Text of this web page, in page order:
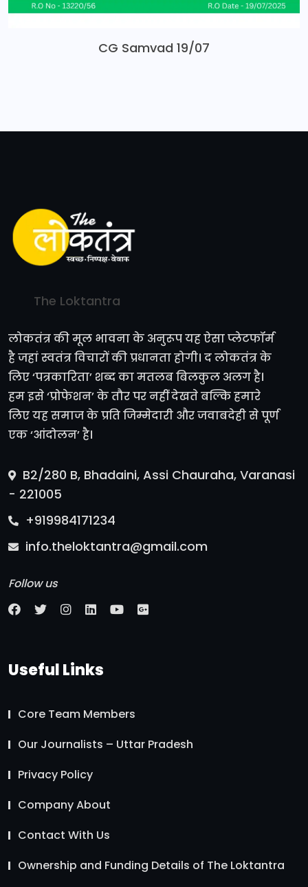
CG Samvad 19/07
The Loktantra
लोकतंत्र की मूल भावना के अनुरूप यह ऐसा प्लेटफॉर्म
है जहां स्वतंत्र विचारों की प्रधानता होगी। द लोकतंत्र के
लिए ‘पत्रकारिता’ शब्द का मतलब बिलकुल अलग है।
हम इसे ‘प्रोफेशन’ के तौर पर नहीं देखते बल्कि हमारे
लिए यह समाज के प्रति जिम्मेदारी और जवाबदेही से पूर्ण
एक ‘आंदोलन’ है।
B2/280 B, Bhadaini, Assi Chauraha, Varanasi
- 221005
+919984171234
info.theloktantra@gmail.com
Follow us
Useful Links
Core Team Members
Our Journalists – Uttar Pradesh
Privacy Policy
Company About
Contact With Us
Ownership and Funding Details of The Loktantra